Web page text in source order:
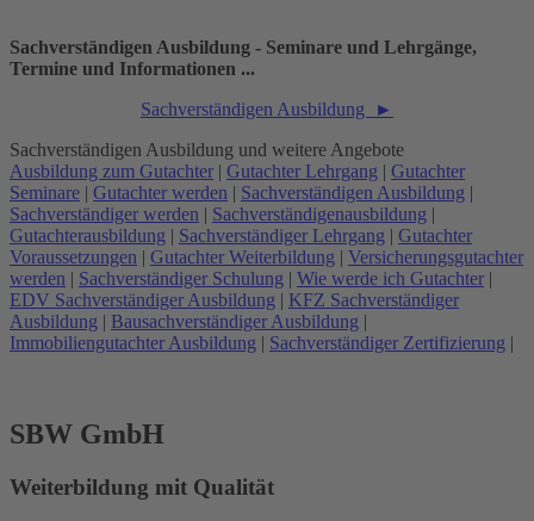
Sachverständigen Ausbildung - Seminare und Lehrgänge,
Termine und Informationen ...
Sachverständigen Ausbildung ►
Sachverständigen Ausbildung und weitere Angebote
Ausbildung zum Gutachter | Gutachter Lehrgang | Gutachter
Seminare | Gutachter werden | Sachverständigen Ausbildung |
Sachverständiger werden | Sachverständigenausbildung |
Gutachterausbildung | Sachverständiger Lehrgang | Gutachter
Voraussetzungen | Gutachter Weiterbildung | Versicherungsgutachter
werden | Sachverständiger Schulung | Wie werde ich Gutachter |
EDV Sachverständiger Ausbildung | KFZ Sachverständiger
Ausbildung | Bausachverständiger Ausbildung |
Immobiliengutachter Ausbildung | Sachverständiger Zertifizierung |
SBW GmbH
Weiterbildung mit Qualität